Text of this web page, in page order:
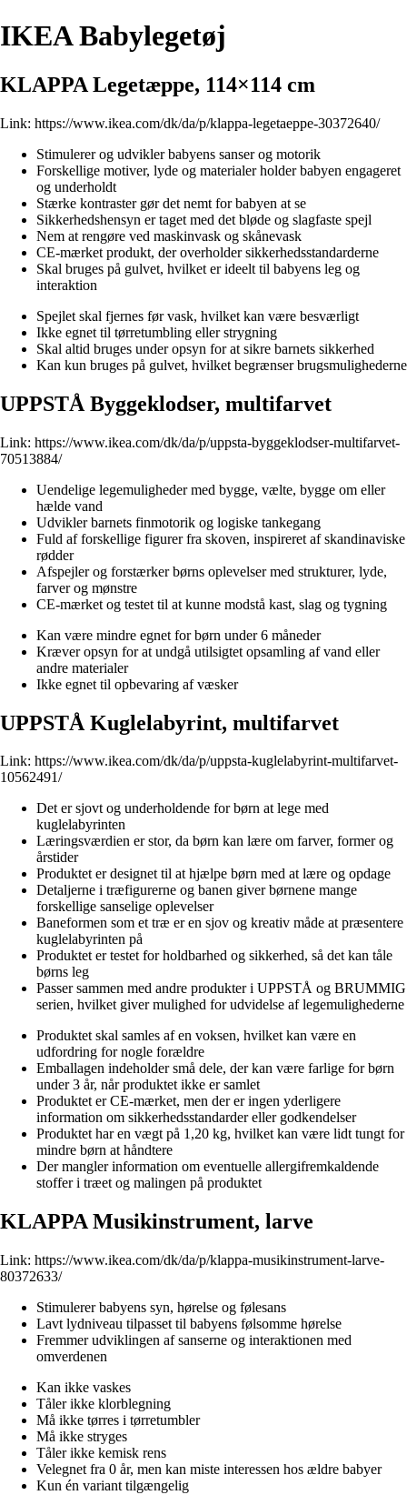
IKEA Babylegetøj
KLAPPA Legetæppe, 114×114 cm
Link: https://www.ikea.com/dk/da/p/klappa-legetaeppe-30372640/
Stimulerer og udvikler babyens sanser og motorik
Forskellige motiver, lyde og materialer holder babyen engageret
og underholdt
Stærke kontraster gør det nemt for babyen at se
Sikkerhedshensyn er taget med det bløde og slagfaste spejl
Nem at rengøre ved maskinvask og skånevask
CE-mærket produkt, der overholder sikkerhedsstandarderne
Skal bruges på gulvet, hvilket er ideelt til babyens leg og
interaktion
Spejlet skal fjernes før vask, hvilket kan være besværligt
Ikke egnet til tørretumbling eller strygning
Skal altid bruges under opsyn for at sikre barnets sikkerhed
Kan kun bruges på gulvet, hvilket begrænser brugsmulighederne
UPPSTÅ Byggeklodser, multifarvet
Link: https://www.ikea.com/dk/da/p/uppsta-byggeklodser-multifarvet-
70513884/
Uendelige legemuligheder med bygge, vælte, bygge om eller
hælde vand
Udvikler barnets finmotorik og logiske tankegang
Fuld af forskellige figurer fra skoven, inspireret af skandinaviske
rødder
Afspejler og forstærker børns oplevelser med strukturer, lyde,
farver og mønstre
CE-mærket og testet til at kunne modstå kast, slag og tygning
Kan være mindre egnet for børn under 6 måneder
Kræver opsyn for at undgå utilsigtet opsamling af vand eller
andre materialer
Ikke egnet til opbevaring af væsker
UPPSTÅ Kuglelabyrint, multifarvet
Link: https://www.ikea.com/dk/da/p/uppsta-kuglelabyrint-multifarvet-
10562491/
Det er sjovt og underholdende for børn at lege med
kuglelabyrinten
Læringsværdien er stor, da børn kan lære om farver, former og
årstider
Produktet er designet til at hjælpe børn med at lære og opdage
Detaljerne i træfigurerne og banen giver børnene mange
forskellige sanselige oplevelser
Baneformen som et træ er en sjov og kreativ måde at præsentere
kuglelabyrinten på
Produktet er testet for holdbarhed og sikkerhed, så det kan tåle
børns leg
Passer sammen med andre produkter i UPPSTÅ og BRUMMIG
serien, hvilket giver mulighed for udvidelse af legemulighederne
Produktet skal samles af en voksen, hvilket kan være en
udfordring for nogle forældre
Emballagen indeholder små dele, der kan være farlige for børn
under 3 år, når produktet ikke er samlet
Produktet er CE-mærket, men der er ingen yderligere
information om sikkerhedsstandarder eller godkendelser
Produktet har en vægt på 1,20 kg, hvilket kan være lidt tungt for
mindre børn at håndtere
Der mangler information om eventuelle allergifremkaldende
stoffer i træet og malingen på produktet
KLAPPA Musikinstrument, larve
Link: https://www.ikea.com/dk/da/p/klappa-musikinstrument-larve-
80372633/
Stimulerer babyens syn, hørelse og følesans
Lavt lydniveau tilpasset til babyens følsomme hørelse
Fremmer udviklingen af sanserne og interaktionen med
omverdenen
Kan ikke vaskes
Tåler ikke klorblegning
Må ikke tørres i tørretumbler
Må ikke stryges
Tåler ikke kemisk rens
Velegnet fra 0 år, men kan miste interessen hos ældre babyer
Kun én variant tilgængelig